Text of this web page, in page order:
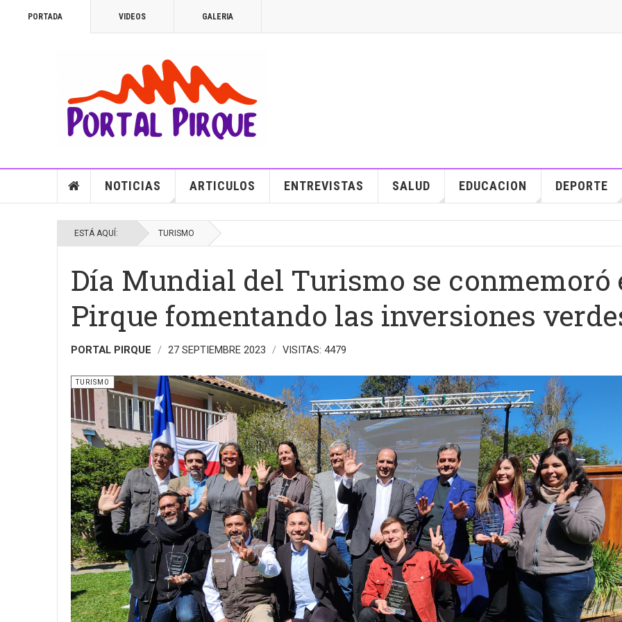
PORTADA VIDEOS GALERIA
NOTICIAS ARTICULOS ENTREVISTAS SALUD EDUCACION DEPORTE
ESTÁ AQUÍ: TURISMO
Día Mundial del Turismo se conmemoró
Pirque fomentando las inversiones
PORTAL PIRQUE 27 SEPTIEMBRE 2023 VISITAS: 4479
TURISMO